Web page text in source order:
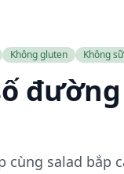
Không gluten Không
cùng salad